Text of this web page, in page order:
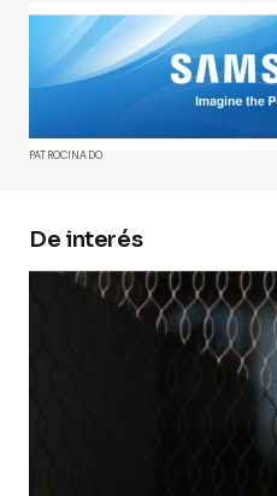
Tu dirección de correo
publicada.Los campos
marcados con*
Comment*
Your Name *
Guarda mi nombre,
este navegador para
PATROCINADO
De interés